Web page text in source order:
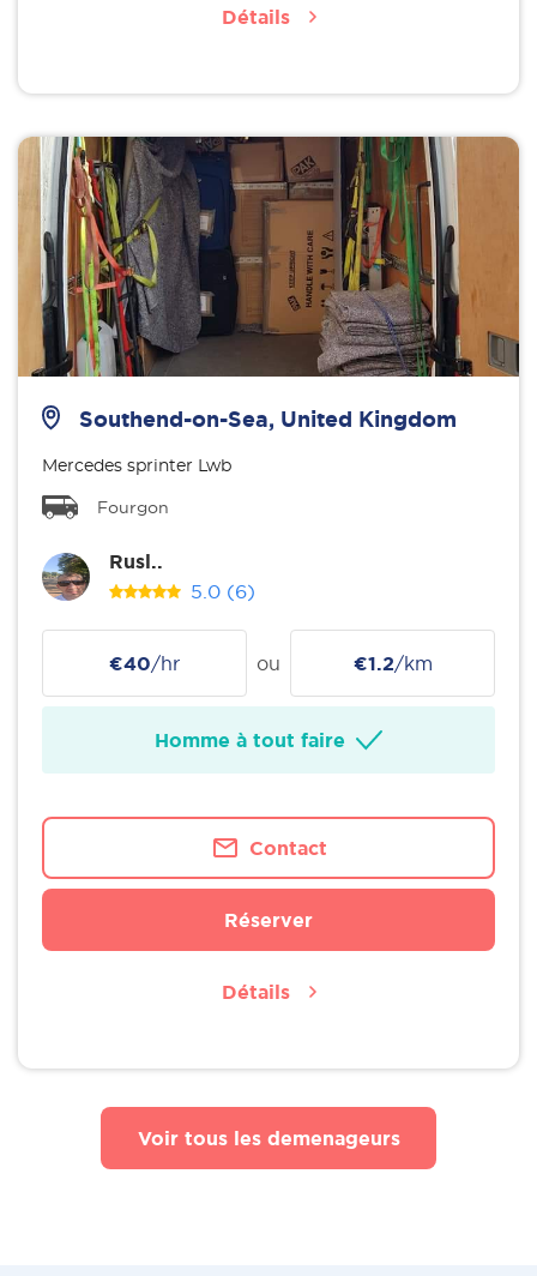
Détails
Southend-on-Sea, United Kingdom
Mercedes sprinter Lwb
Fourgon
Rusl..
5.0 (6)
€40/hr ou €1.2/km
Homme à tout faire
Contact
Réserver
Détails
Voir tous les demenageurs